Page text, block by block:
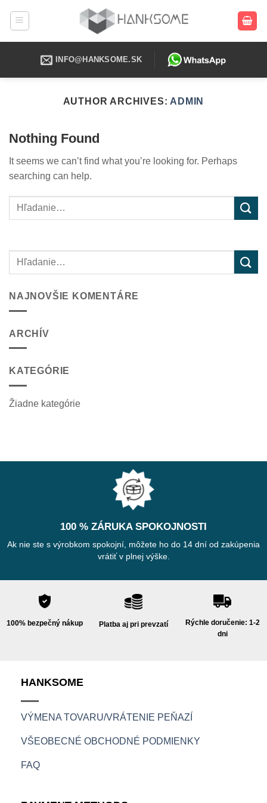
INFO@HANKSOME.SK
AUTHOR ARCHIVES: ADMIN
Nothing Found
It seems we can’t find what you’re looking for. Perhaps
searching can help.
NAJNOVŠIE KOMENTÁRE
ARCHÍV
KATEGÓRIE
Žiadne kategórie
100 % ZÁRUKA SPOKOJNOSTI
Ak nie ste s výrobkom spokojní, môžete ho do 14 dní od zakúpenia
vrátiť v plnej výške.
100% bezpečný nákup Platba aj pri prevzatí
Rýchle doručenie: 1-2
dni
HANKSOME
VÝMENA TOVARU/VRÁTENIE PEŇAZÍ
VŠEOBECNÉ OBCHODNÉ PODMIENKY
FAQ